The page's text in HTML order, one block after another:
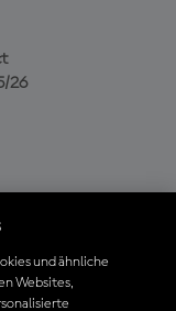
26
und ähnliche
Websites,